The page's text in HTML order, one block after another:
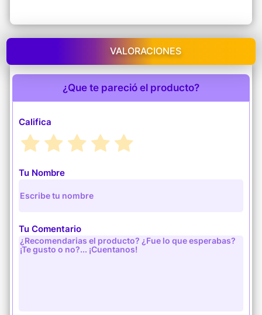
VALORACIONES
¿Que te pareció el producto?
Califica
Tu Nombre
Tu Comentario